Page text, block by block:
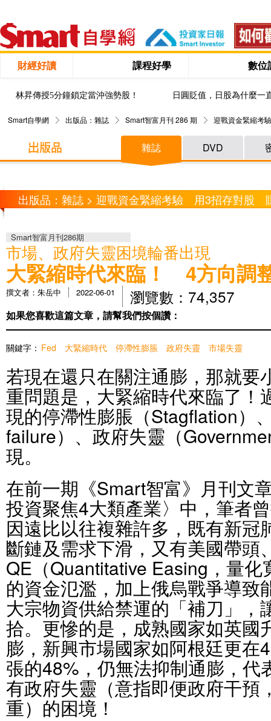
財經好讀 課程好學 數位
林昇傳授5分鐘鎖定當沖強勢股！ 日圓貶值，日股為什麼一
Smart自學網 出版品：雜誌 Smart智富月刊 286 期 迎戰資金緊縮
雜誌 DVD
出版品：雜誌 > 迎戰資金緊縮考驗 用3招存對股
Smart智富月刊286期
市場、政府失靈困境輪番出現
大緊縮時代來臨！ 4方向調
撰文者：朱岳中 2022-06-01 瀏覽數：74,357
如果您喜歡這篇文章，請幫我們按個讚：
關鍵字： Fed 大緊縮時代 停滯性膨脹 政府失靈 市場失靈
若現在還只在關注通膨，那就要
重問題是，大緊縮時代來臨了！
現的停滯性膨脹（Stagflation）
failure）、政府失靈（
現。
在前一期《Smart智富》月刊
投資聚焦4大類產業〉中，筆者
因遠比以往複雜許多，既有新冠
斷鏈及需求下滑，又有美國帶頭
QE（Quantitative Easing，量
的資金氾濫，加上俄烏戰爭導致
大宗物資供給禁運的「補刀」，
拾。更慘的是，成熟國家如英國
膨，新興市場國家如阿根廷更在
張的48%，仍無法抑制通膨，代
有政府失靈（意指即便政府干預
重）的困境！